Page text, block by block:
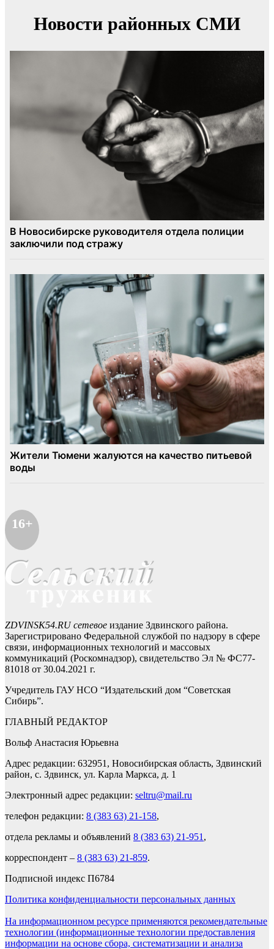
16+
ZDVINSK54.RU сетевое издание Здвинского района.
Зарегистрировано Федеральной службой по надзору в сфере
связи, информационных технологий и массовых
коммуникаций (Роскомнадзор), свидетельство Эл № ФС77-
81018 от 30.04.2021 г.
Учредитель ГАУ НСО “Издательский дом “Советская
Сибирь”.
ГЛАВНЫЙ РЕДАКТОР
Вольф Анастасия Юрьевна
Адрес редакции: 632951, Новосибирская область, Здвинский
район, с. Здвинск, ул. Карла Маркса, д. 1
Электронный адрес редакции: seltru@mail.ru
телефон редакции: 8 (383 63) 21-158,
отдела рекламы и объявлений 8 (383 63) 21-951 ,
корреспондент – 8 (383 63) 21-859.
Подписной индекс П6784
Политика конфиденциальности персональных данных
На информационном ресурсе применяются рекомендательные
технологии (информационные технологии предоставления
информации на основе сбора, систематизации и анализа